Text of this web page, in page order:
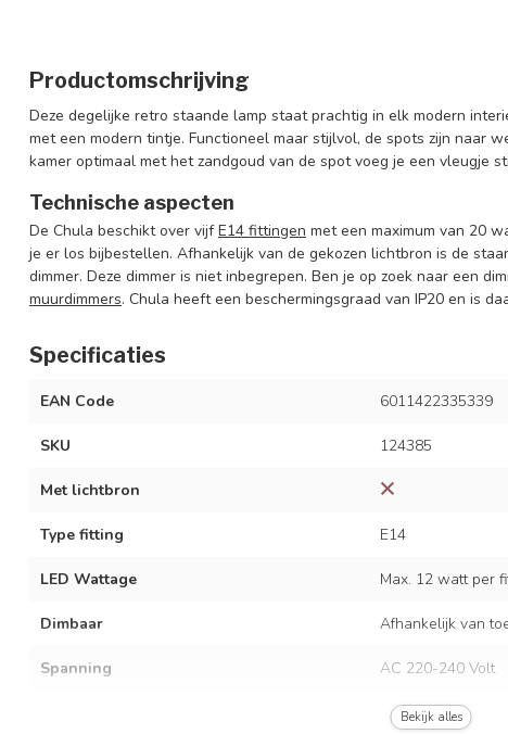
Productomschrijving
Deze degelijke retro staande lamp staat prachtig in elk modern
met een modern tintje. Functioneel maar stijlvol, de spots zijn naar
kamer optimaal met het zandgoud van de spot voeg je een vleugje
Technische aspecten
De Chula beschikt over vijfE14 fittingen met een maximum van 20
je er los bijbestellen. Afhankelijk van de gekozen lichtbron is de
dimmer. Deze dimmer is niet inbegrepen. Ben je op zoek naar een
muurdimmers. Chula heeft een beschermingsgraad van IP20 en is
Specificaties
EAN Code 6011422335339
SKU 124385
Met lichtbron
Type fitting E14
LED Wattage Max. 12 watt per
Dimbaar Afhankelijk van
Spanning AC 220-240 Volt
50/60 Hz
Bekijk alles